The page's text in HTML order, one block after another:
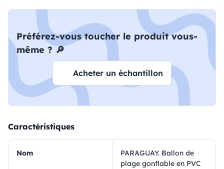
Préférez-vous toucher le produit vous-
même ? 🔎
Acheter un échantillon
Caractéristiques
Nom
PARAGUAY. Ballon de
plage gonflable en PVC